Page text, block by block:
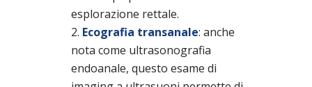
esplorazione rettale.
Ecografia transanale: anche
nota come ultrasonografia
endoanale, questo esame di